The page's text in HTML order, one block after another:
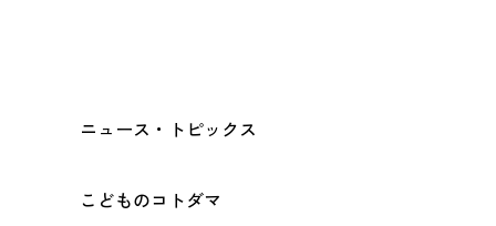
ニュース・トピックス
こどものコトダマ